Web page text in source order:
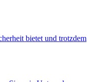
bietet und trotzdem